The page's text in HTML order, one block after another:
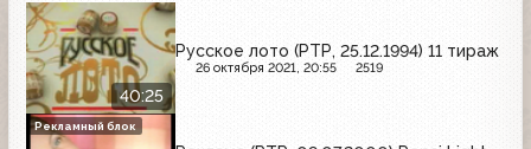
40:25
Русское лото (РТР, 25.12.1994) 11 тираж
26 октября 2021, 20:55 2519
Рекламный блок